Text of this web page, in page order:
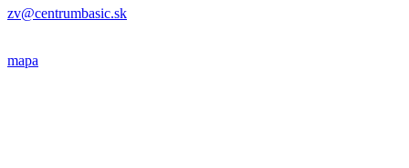
zv@centrumbasic.sk
mapa